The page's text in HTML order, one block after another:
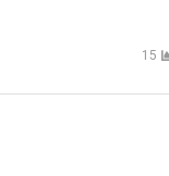
15